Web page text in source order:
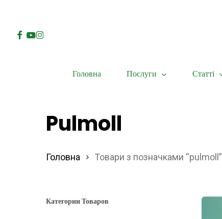
mainFacebook
Youtube
Instagram
Головна Послуги Статті
Pulmoll
Головна Товари з позначками “pulmoll”
Категории Товаров